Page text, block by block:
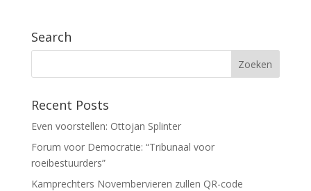
Search
Recent Posts
Even voorstellen: Ottojan Splinter
Forum voor Democratie: “Tribunaal voor
roeibestuurders”
Kamprechters Novembervieren zullen QR-code